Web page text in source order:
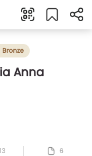
Bronze
Anna
6